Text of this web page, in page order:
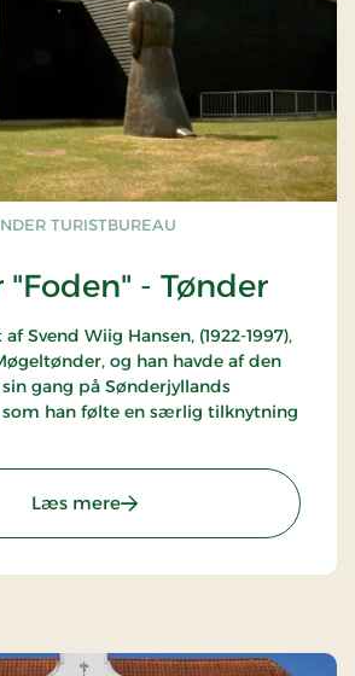
TURISTBUREAU
- Tønder
Svend Wiig Hansen, (1922-1997),
og han havde af den
gang på Sønderjyllands
han følte en særlig tilknytning
bronze i 1996 og måler 2,93 m i
og 1,47 m i dybden..
Læs mere: Skulptur "Foden" -